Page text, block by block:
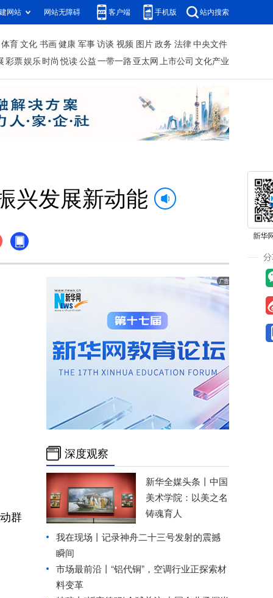
网站 网站无障碍 客户端 手机版 站内搜索
体育 文化 书画 健康 军事 访谈 视频 图片 政务 法律 中央文件
彩票娱乐 时尚 悦读 公益 一带一路 亚太网 上市公司 文化产业
兴发展新动能
群
深度观察
新华全媒头条丨 中国
美术学院：以美之名
铸魂育人
我在现场丨记录神舟二十三号发射的震撼
瞬间
市场最前沿丨“铝代铜”，空调行业正探索材
料变革